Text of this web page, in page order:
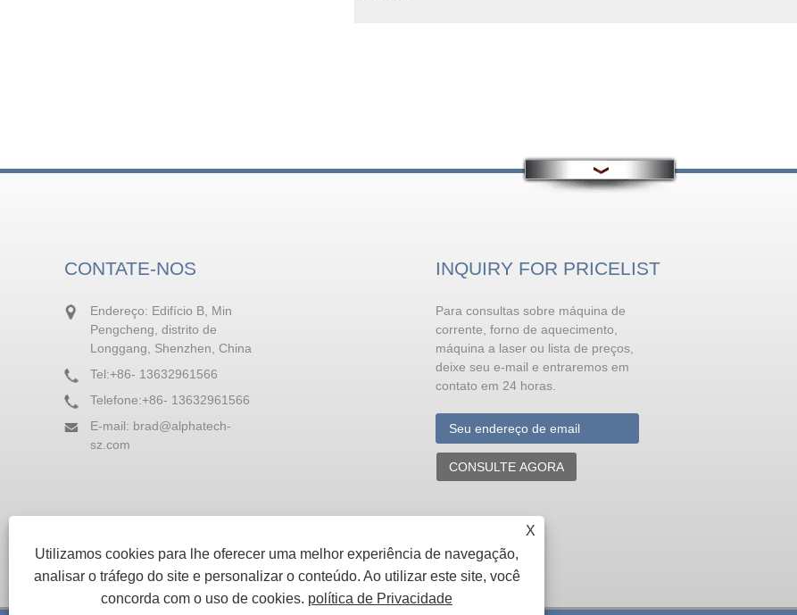
CONTATE-NOS
Endereço: Edifício B, Min
Pengcheng, distrito de
Longgang, Shenzhen, China
Tel:+86- 13632961566
Telefone:+86- 13632961566
E-mail: brad@alphatech-
sz.com
INQUIRY FOR PRICELIST
Para consultas sobre máquina de
corrente, forno de aquecimento,
máquina a laser ou lista de preços,
deixe seu e-mail e entraremos em
contato em 24 horas.
CONSULTE AGORA
Procedimentos operacionais de
segurança da máquina de solda
local é aquecida e derretida, e depois resfriada e solidificada para
formar um todo. No processo de utilização, para garantir a
segurança do operador, precisamos dominar algumas regras de
seguros da máquina de solda a laser
X
Utilizamos cookies para lhe oferecer uma melhor experiência de navegação,
analisar o tráfego do site e personalizar o conteúdo. Ao utilizar este site, você
concorda com o uso de cookies. política de Privacidade